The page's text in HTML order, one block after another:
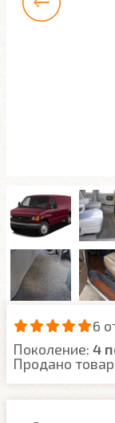
6
Поколение: 4
Продано